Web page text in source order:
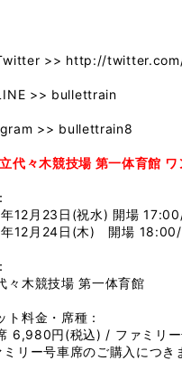
>> http://
>> bullettrain
>> bullettrain8
代々木競技場 第一体育館
12月23日(祝水) 開場
12月24日(木) 開場
々木競技場 第一体育館
ト料金・席種：
6,980円(税込) / ファミリ
リー号車席のご購入につき